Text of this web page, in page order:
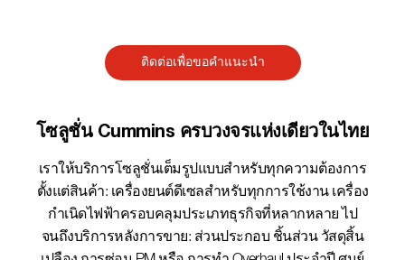
ติดต่อเพื่อขอคำแนะนำ
โซลูชั่น Cummins ครบวงจรแห่งเดียวในไทย​
เราให้บริการโซลูชั่นเต็มรูปแบบสำหรับทุกความต้องการ
ตั้งแต่สินค้า: เครื่องยนต์ดีเซลสำหรับทุกการใช้งาน เครื่อง
กำเนิดไฟฟ้าครอบคลุมประเภทธุรกิจที่หลากหลาย ไป
จนถึงบริการหลังการขาย: ส่วนประกอบ ชิ้นส่วน วัสดุสิ้น